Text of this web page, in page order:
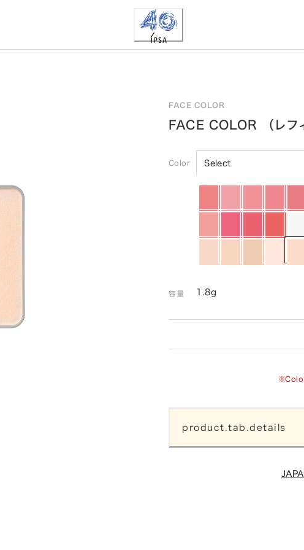
FACE COLOR
FACE COLOR （レフ
Color Select
容量 1.8g
※Color
product.tab.details